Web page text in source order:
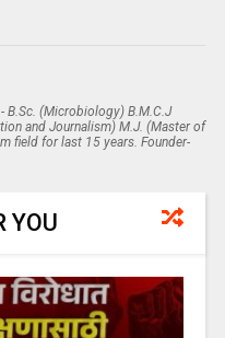
B.Sc. (Microbiology) B.M.C.J
and Journalism) M.J. (Master of
field for last 15 years. Founder-
YOU